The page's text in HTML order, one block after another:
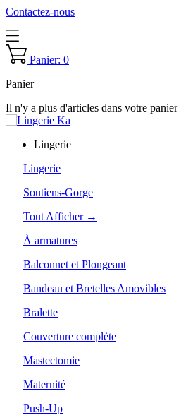
Contactez-nous
Panier: 0
Panier
Il n'y a plus d'articles dans votre panier
Lingerie
Lingerie
Soutiens-Gorge
Tout Afficher →
À armatures
Balconnet et Plongeant
Bandeau et Bretelles Amovibles
Bralette
Couverture complète
Mastectomie
Maternité
Push-Up